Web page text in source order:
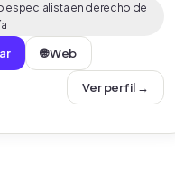
especialista en derecho de
🌐 Web
Ver perfil →